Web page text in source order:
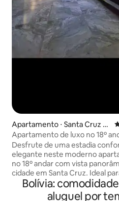
Apartamento ⋅ Santa Cruz d
e la Sierra
Apartamento de luxo no 18º
para a cidade, piscinas e Netflix
Desfrute de uma estadia
elegante neste moderno
no 18º andar com vista
cidade em Santa Cruz. Ideal
famílias, viajantes de negócios
o apartamento oferece espaço,
Bolívia:
aluguel por